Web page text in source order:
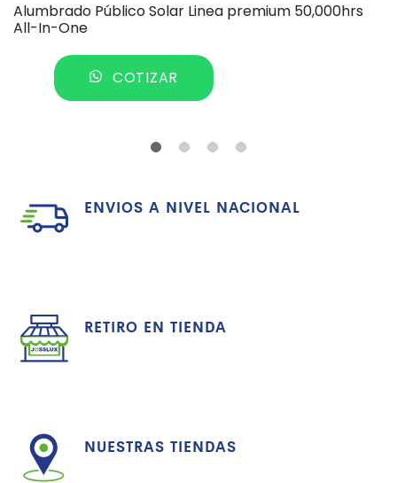
Alumbrado Público Solar Linea premium 50,000hrs
All-In-One
COTIZAR
ENVIOS A NIVEL NACIONAL
RETIRO EN TIENDA
NUESTRAS TIENDAS